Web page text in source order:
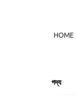
HOME
গদ্য